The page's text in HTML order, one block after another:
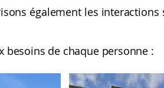
également les interactions
besoins de chaque personne :